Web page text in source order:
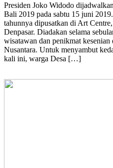
Presiden Joko Widodo
Bali 2019 pada sabtu 15 juni
tahunnya dipusatkan di Art
Denpasar. Diadakan selama
wisatawan dan penikmat
Nusantara. Untuk menyambut
kali ini, warga Desa […]